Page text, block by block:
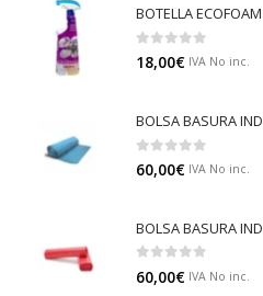
BOTELLA
0 out of 5
18,00€ IVA No inc.
BOLSA BASURA
0 out of 5
60,00€ IVA No inc.
BOLSA BASURA
0 out of 5
60,00€ IVA No inc.